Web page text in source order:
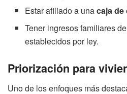
Estar afiliado a unacaja
Tener ingresos familiares
establecidos por ley.
Priorización para
Uno de los enfoques más